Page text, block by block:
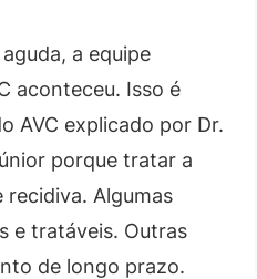
a equipe
aconteceu. Isso é
AVC explicado por Dr.
porque tratar a
recidiva. Algumas
e tratáveis. Outras
de longo prazo.